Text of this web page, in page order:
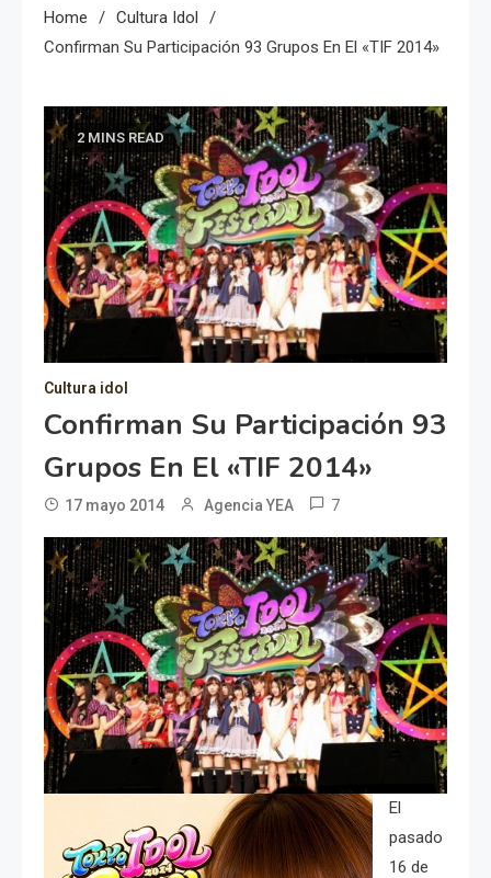
Home
Cultura Idol
Confirman Su Participación 93 Grupos En El «TIF 2014»
2 MINS READ
Cultura idol
Confirman Su Participación 93
Grupos En El «TIF 2014»
17 mayo 2014 Agencia YEA 7
El
pasado
16 de